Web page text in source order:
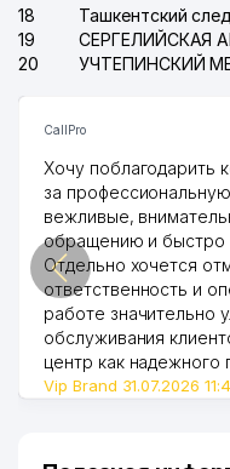
18
19
20
CallPro
Хочу поблагодарить
за
вежливые,
обращению и быстро
Отдельно хочется
ответственность и
работе значительно
обслуживания
центр как надежного
Vip Brand 31.07.2026